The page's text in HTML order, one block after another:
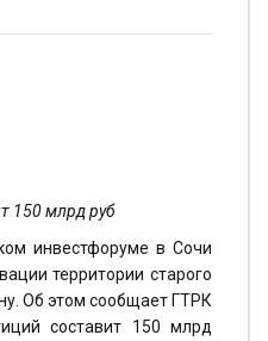
150 млрд руб
инвестфоруме в Сочи
территории старого
Об этом сообщает ГТРК
составит 150 млрд